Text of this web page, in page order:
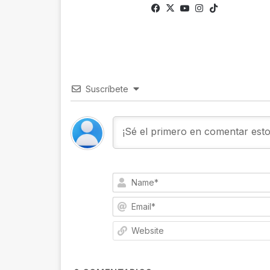
Facebook
X YouTubeInstagram
Suscríbete